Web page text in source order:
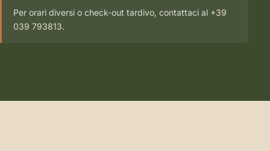
Per orari diversi o check-out tardivo, contattaci al +39
039 793813.